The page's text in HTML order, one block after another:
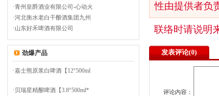
·青州皇爵酒业有限公司-心动火
·河北衡水老白干酿酒集团九州
·山东好禾啤酒有限公司
劲爆产品
·嘉士熊原浆白啤酒【12°500ml
· 贝瑞星精酿啤酒【3.8°500ml*
性由提供者负
联络时请说明
发表评论(0)
评论内容：